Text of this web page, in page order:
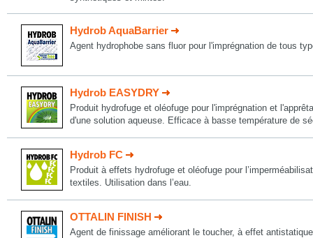
Hydrob AquaBarrier
Agent hydrophobe sans fluor pour l'imprégnation de tous
Hydrob EASYDRY
Produit hydrofuge et oléofuge pour l'imprégnation et
d'une solution aqueuse. Efficace à basse température de
Hydrob FC
Produit à effets hydrofuge et oléofuge pour
textiles. Utilisation dans l’eau.
OTTALIN FINISH
Agent de finissage améliorant le toucher, à effet